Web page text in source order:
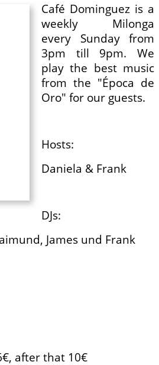
Café Dominguez is a
weekly Milonga
every Sunday from
3pm till 9pm. We
play the best music
from the "Época de
Oro" for our guests.
Hosts:
Daniela & Frank
DJs:
James und Frank
after that 10€